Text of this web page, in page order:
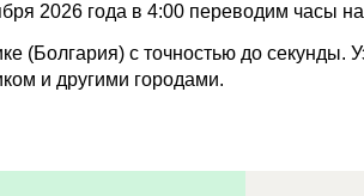
2026 года в 4:00 переводим часы
(Болгария) с точностью до секунды.
и другими городами.